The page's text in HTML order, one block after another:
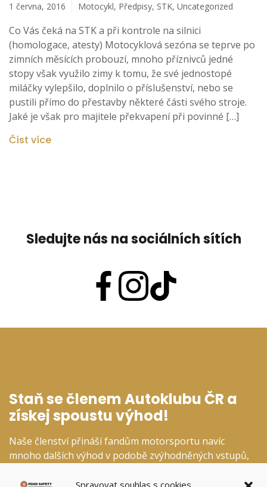
Spravovat souhlas s cookies
1 června, 2016 Motocykl, Předpisy, STK, Uncategorized
Co Vás čeká na STK a při kontrole na silnici
(homologace, atesty) Motocyklová sezóna se teprve po
zimních měsících probouzí, mnoho příznivců jedné
stopy však využilo zimy k tomu, že své jednostopé
miláčky vylepšilo, doplnilo o příslušenství, nebo se
pustili přímo do přestavby některé části svého stroje.
Jaké je však pro majitele překvapení při povinné […]
Číst více
Sledujte nás na sociálních sítích
Staň se členem Autoklubu ČR a
získej spoustu výhod!
Naše členství přináší fandům motorsportu navíc
mnoho dalších výhod v podobě zvýhodněných vstupů,
kategoriích.